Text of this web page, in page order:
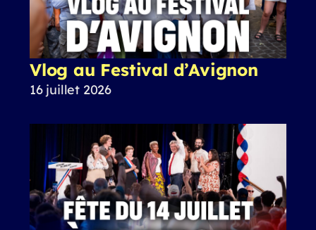
Vlog au Festival d’Avignon
16 juillet 2026